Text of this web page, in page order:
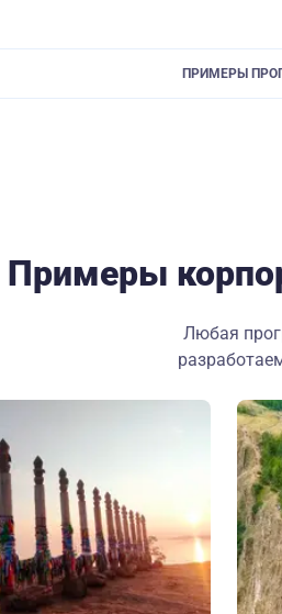
ПРИМЕРЫ
Примеры
Любая